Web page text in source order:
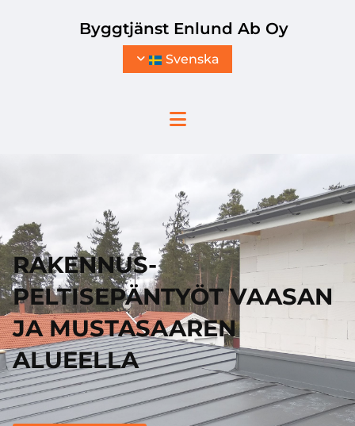
Hoppa över navigering
Byggtjänst Enlund Ab Oy
Svenska
RAKENNUS-
PELTISEPÄNTYÖT VAASAN
JA MUSTASAAREN
ALUEELLA